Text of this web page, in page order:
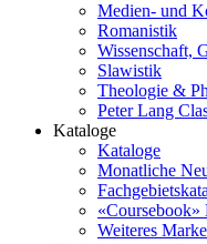
Medien- und
Romanistik
Wissenschaft,
Slawistik
Theologie &
Peter Lang
Kataloge
Kataloge
Monatliche
«Coursebook»
Weiteres